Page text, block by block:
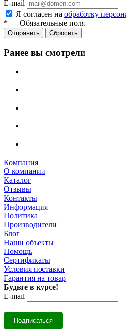
E-mail
Я согласен на обработку
* — Обязательные поля
Сбросить
Ранее вы смотрели
Компания
О компании
Каталог
Отзывы
Контакты
Информация
Политика
Производители
Блог
Наши объекты
Помощь
Сертификаты
Условия поставки
Гарантия на товар
Будьте в курсе!
E-mail